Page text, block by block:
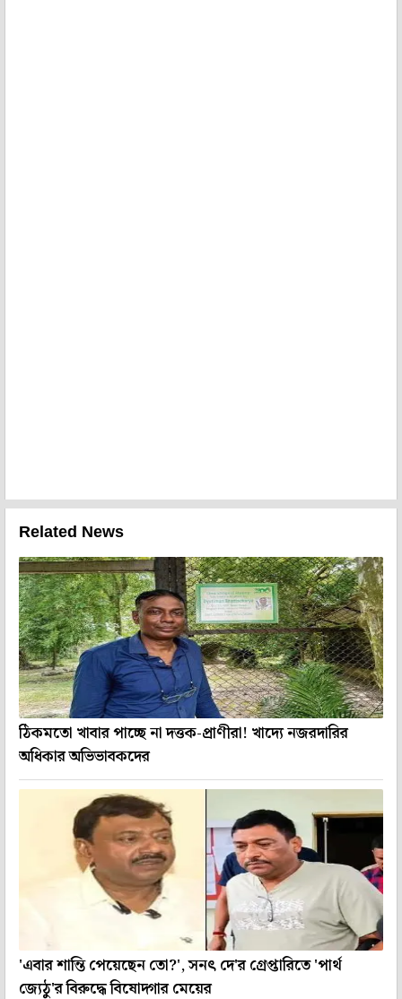
Related News
ঠিকমতো খাবার পাচ্ছে না দত্তক-প্রাণীরা! খাদ্যে নজরদারির
অধিকার অভিভাবকদের
'এবার শান্তি পেয়েছেন তো?', সনৎ দে'র গ্রেপ্তারিতে 'পার্থ
জ্যেঠু'র বিরুদ্ধে বিষোদ্গার মেয়ের